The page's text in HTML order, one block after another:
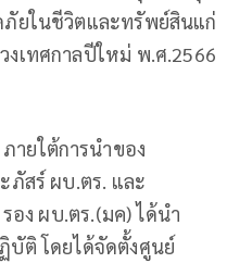
ภัยในชีวิตและทรัพย์สินแก่
เทศกาลปีใหม่ พ.ศ.2566
ายใต้การนำของ
ภัสร์ ผบ.ตร. และ
อง ผบ.ตร.(มค) ได้นำ
บัติ โดยได้จัดตั้งศูนย์